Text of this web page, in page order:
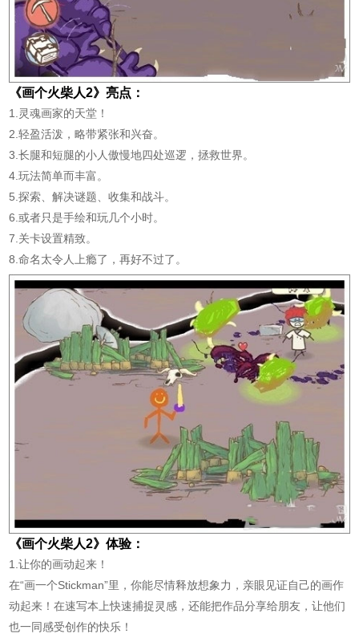
《画个火柴人2》亮点：
1.灵魂画家的天堂！
2.轻盈活泼，略带紧张和兴奋。
3.长腿和短腿的小人傲慢地四处巡逻，拯救世界。
4.玩法简单而丰富。
5.探索、解决谜题、收集和战斗。
6.或者只是手绘和玩几个小时。
7.关卡设置精致。
8.命名太令人上瘾了，再好不过了。
《画个火柴人2》体验：
1.让你的画动起来！
在“画一个Stickman”里，你能尽情释放想象力，亲眼见证自己的画作
动起来！在速写本上快速捕捉灵感，还能把作品分享给朋友，让他们
也一同感受创作的快乐！